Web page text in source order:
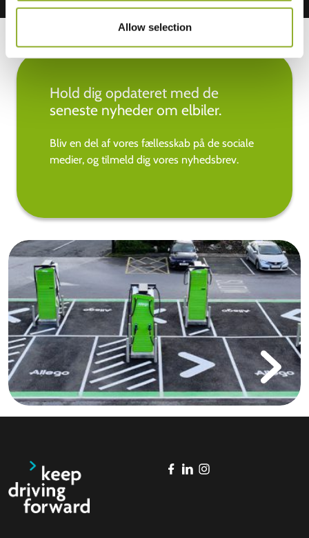
Allow selection
Hold dig opdateret med de
seneste nyheder om elbiler.
Bliv en del af vores fællesskab på de sociale
medier, og tilmeld dig vores nyhedsbrev.